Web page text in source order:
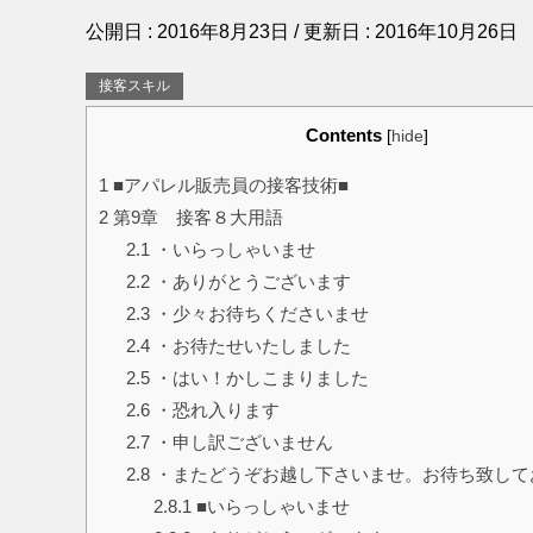
公開日 : 2016年8月23日 / 更新日 : 2016年10月26日
接客スキル
Contents [hide]
1 ■アパレル販売員の接客技術■
2 第9章 接客８大用語
2.1 ・いらっしゃいませ
2.2・ありがとうございます
2.3・少々お待ちくださいませ
2.4・お待たせいたしました
2.5・はい！かしこまりました
2.6・恐れ入ります
2.7・申し訳ございません
2.8・またどうぞお越し下さいませ。お待ち致し
2.8.1 ■いらっしゃいませ